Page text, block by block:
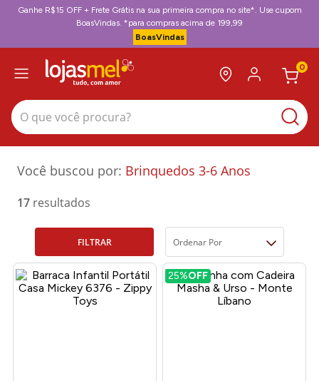
Ganhe R$15 OFF + Frete Grátis na sua primeira compra no site*. Use cupom
BoasVindas. *para compras acima de 199,99
BoasVindas
0
O que você procura?
Brinquedos 3-6 Anos
17
FILTRAR Ordenar Por
25%OFF